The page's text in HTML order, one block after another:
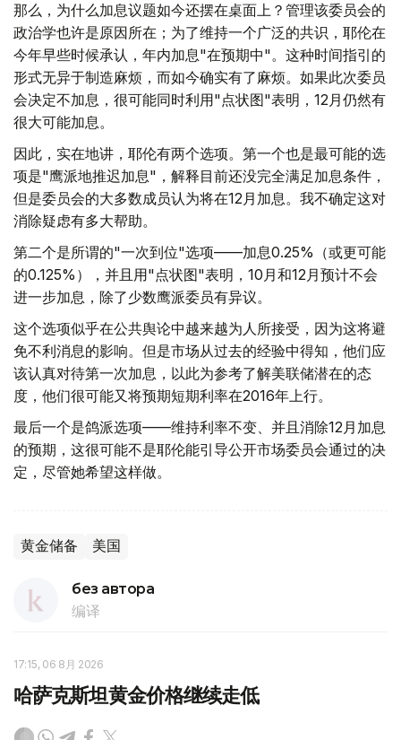
那么，为什么加息议题如今还摆在桌面上？管理该委员会的
政治学也许是原因所在；为了维持一个广泛的共识，耶伦在
今年早些时候承认，年内加息"在预期中"。这种时间指引的
形式无异于制造麻烦，而如今确实有了麻烦。如果此次委员
会决定不加息，很可能同时利用"点状图"表明，12月仍然有
很大可能加息。
因此，实在地讲，耶伦有两个选项。第一个也是最可能的选
项是"鹰派地推迟加息"，解释目前还没完全满足加息条件，
但是委员会的大多数成员认为将在12月加息。我不确定这对
消除疑虑有多大帮助。
第二个是所谓的"一次到位"选项——加息0.25%（或更可能
的0.125%），并且用"点状图"表明，10月和12月预计不会
进一步加息，除了少数鹰派委员有异议。
这个选项似乎在公共舆论中越来越为人所接受，因为这将避
免不利消息的影响。但是市场从过去的经验中得知，他们应
该认真对待第一次加息，以此为参考了解美联储潜在的态
度，他们很可能又将预期短期利率在2016年上行。
最后一个是鸽派选项——维持利率不变、并且消除12月加息
的预期，这很可能不是耶伦能引导公开市场委员会通过的决
定，尽管她希望这样做。
黄金储备 美国
без автора
编译
17:15, 06 8月 2026
哈萨克斯坦黄金价格继续走低